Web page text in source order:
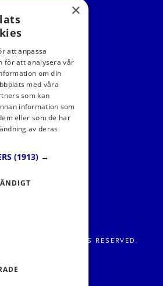
MEDIER
AB 2026. ALL RIGHTS RESERVED.
×
att anpassa
för att analysera vår
om din
med våra
som kan
information som
eller som de har
av deras
(1913) →